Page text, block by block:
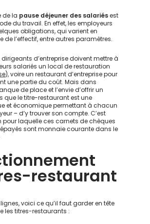
de la pause déjeuner des salariésest
du travail. En effet, les employeurs
obligations, qui varient en
de l’effectif, entre autres paramètres.
d’entreprise doivent mettre à
salariés un local de restauration
), voire un restaurant d’entreprise pour
une partie du coût. Mais dans
de place et l’envie d’offrir un
que le titre-restaurant est une
et économique permettant à chacun
– d’y trouver son compte. C’est
pour laquelle ces carnets de chèques
sont monnaie courante dans le
restaurant
voici ce qu’il faut garder en tête
les titres-restaurants :